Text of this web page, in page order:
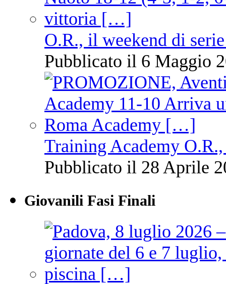
O.R., il weekend di
Pubblicato il 6 Maggio
Training Academy
Pubblicato il 28 Aprile
Giovanili Fasi Finali